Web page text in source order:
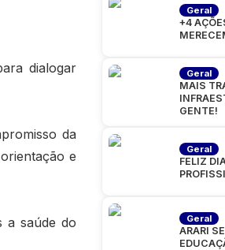
dialogar
da
e
a saúde do
Geral
+4
Geral
MAIS
GENTE!
Geral
FELIZ
Geral
ARARI